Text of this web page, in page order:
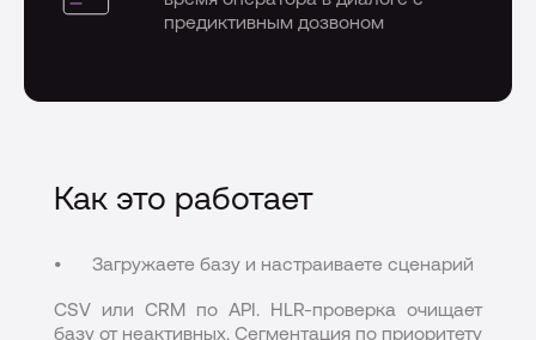
предиктивным дозвоном
Как это работает
Загружаете базу и настраиваете сценарий
CSV или CRM по API. HLR-проверка очищает
базу от неактивных. Сегментация по приоритету